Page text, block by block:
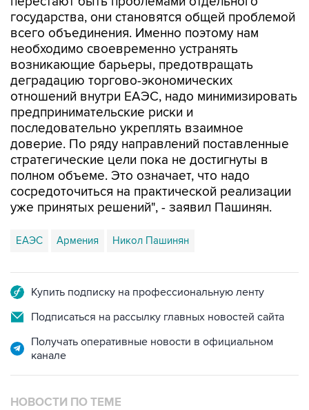
государства, они становятся общей проблемой
всего объединения. Именно поэтому нам
необходимо своевременно устранять
возникающие барьеры, предотвращать
деградацию торгово-экономических
отношений внутри ЕАЭС, надо минимизировать
предпринимательские риски и
последовательно укреплять взаимное
доверие. По ряду направлений поставленные
стратегические цели пока не достигнуты в
полном объеме. Это означает, что надо
сосредоточиться на практической реализации
уже принятых решений", - заявил Пашинян.
ЕАЭС Армения Никол Пашинян
Купить подписку на профессиональную ленту
Подписаться на рассылку главных новостей сайта
Получать оперативные новости в официальном
канале
НОВОСТИ ПО ТЕМЕ